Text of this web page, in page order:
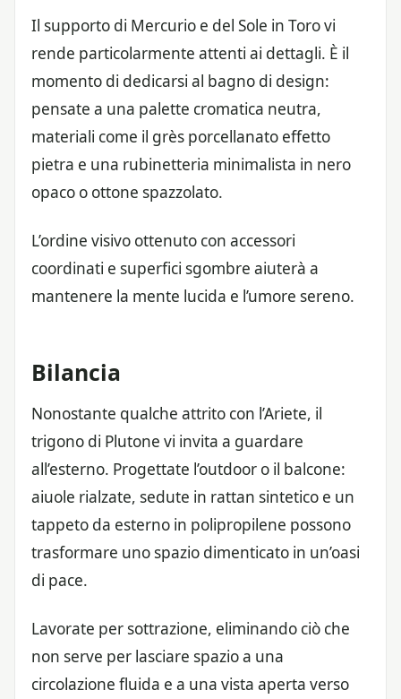
Il supporto di Mercurio e del Sole in Toro vi
rende particolarmente attenti ai dettagli. È il
momento di dedicarsi al bagno di design:
pensate a una palette cromatica neutra,
materiali come il grès porcellanato effetto
pietra e una rubinetteria minimalista in nero
opaco o ottone spazzolato.
L’ordine visivo ottenuto con accessori
coordinati e superfici sgombre aiuterà a
mantenere la mente lucida e l’umore sereno.
Bilancia
Nonostante qualche attrito con l’Ariete, il
trigono di Plutone vi invita a guardare
all’esterno. Progettate l’outdoor o il balcone:
aiuole rialzate, sedute in rattan sintetico e un
tappeto da esterno in polipropilene possono
trasformare uno spazio dimenticato in un’oasi
di pace.
Lavorate per sottrazione, eliminando ciò che
non serve per lasciare spazio a una
circolazione fluida e a una vista aperta verso